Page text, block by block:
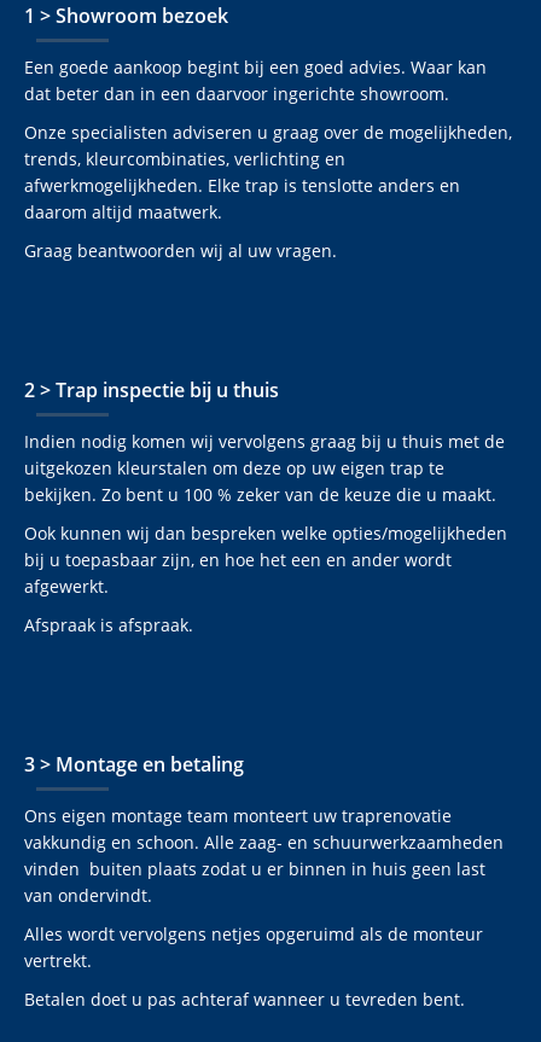
1 > Showroom bezoek
Een goede aankoop begint bij een goed advies. Waar kan
dat beter dan in een daarvoor ingerichte showroom.
Onze specialisten adviseren u graag over de mogelijkheden,
trends, kleurcombinaties, verlichting en
afwerkmogelijkheden. Elke trap is tenslotte anders en
daarom altijd maatwerk.
Graag beantwoorden wij al uw vragen.
2 > Trap inspectie bij u thuis
Indien nodig komen wij vervolgens graag bij u thuis met de
uitgekozen kleurstalen om deze op uw eigen trap te
bekijken. Zo bent u 100 % zeker van de keuze die u maakt.
Ook kunnen wij dan bespreken welke opties/mogelijkheden
bij u toepasbaar zijn, en hoe het een en ander wordt
afgewerkt.
Afspraak is afspraak.
3 > Montage en betaling
Ons eigen montage team monteert uw traprenovatie
vakkundig en schoon. Alle zaag- en schuurwerkzaamheden
vinden buiten plaats zodat u er binnen in huis geen last
van ondervindt.
Alles wordt vervolgens netjes opgeruimd als de monteur
vertrekt.
Betalen doet u pas achteraf wanneer u tevreden bent.